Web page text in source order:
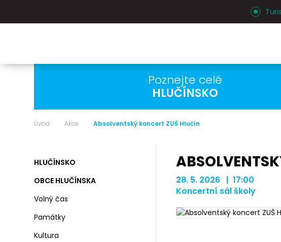
Poznejte celé
HLUČÍNSKO
Úvod Akce Absolventský koncert ZUŠ Hlučín
HLUČÍNSKO
OBCE HLUČÍNSKA
Volný čas
Památky
Kultura
28. 5. 2026 | 17:00
Koncertní sál školy